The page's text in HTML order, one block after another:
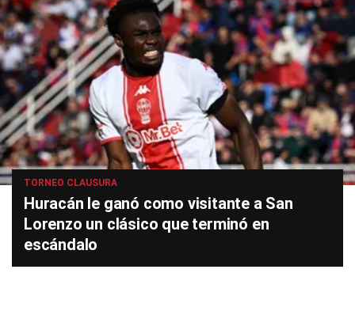
TORNEO CLAUSURA
Huracán le ganó como visitante a San
Lorenzo un clásico que terminó en
escándalo